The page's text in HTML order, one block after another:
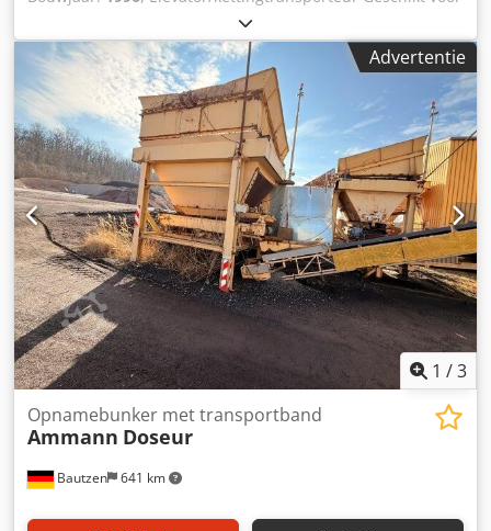
het transporteren van bulkgoederen Dkjdpfezq S Daox Ad
Njr Hoogte: 26 m
Advertentie
1 /3
Bautzen 641 km
Opnamebunker met transportband
Ammann Doseur